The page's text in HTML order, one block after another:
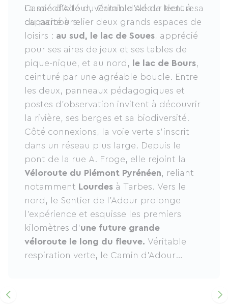
Camin d’Adour, véritable clé de lecture
du parcours.
La spécificité du Camin d’Adour tient à sa
capacité à relier deux grands espaces de
loisirs : au sud, le lac de Soues , apprécié
pour ses aires de jeux et ses tables de
pique-nique, et au nord,
le lac de Bours
ceinturé par une agréable boucle. Entre
les deux, panneaux pédagogiques et
postes d’observation invitent à découvrir
la rivière, ses berges et sa biodiversité.
Côté connexions, la voie verte s’inscrit
dans un réseau plus large. Depuis le
pont de la rue A. Froge, elle rejoint la
Véloroute du Piémont Pyrénéen , reliant
notamment Lourdes à Tarbes. Vers le
nord, le Sentier de l’Adour prolonge
l’expérience et esquisse les premiers
kilomètres d’une future grande
véloroute le long du fleuve. Véritable
respiration verte, le Camin d’Adour